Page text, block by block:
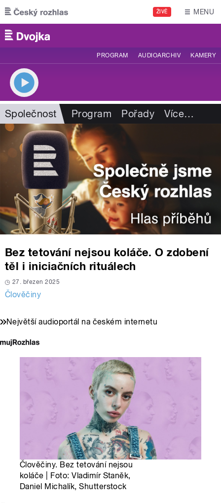
Přejít k hlavnímu obsahu
ŽIVĚ MENU
PROGRAM AUDIOARCHIV KAMERY
Společnost Program Pořady Více…
Bez tetování nejsou koláče. O zdobení
těl i iniciačních rituálech
27. březen 2025
Člověčiny
Největší audioportál na českém internetu
Člověčiny. Bez tetování nejsou
koláče | Foto: Vladimír Staněk,
Daniel Michalík, Shutterstock